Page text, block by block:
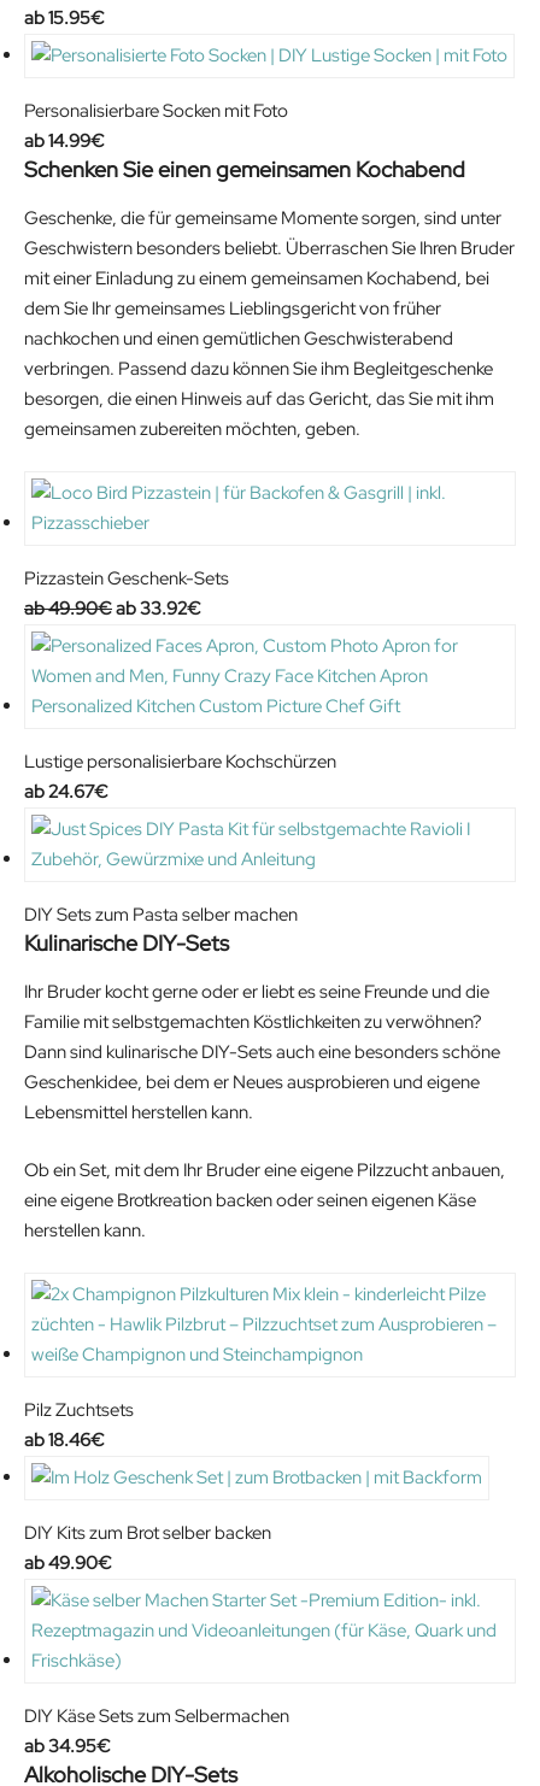
€
i
l
p
r
c
e
w
a
s
:
8
.
5
€
n
p
i
e
i
s
:
7
.
9
9
.
15.95€
Personalisierbare Socken mit Foto
14.99€
Schenken Sie einen gemeinsamen Kochabend
Geschenke, die für gemeinsame Momente sorgen, sind unter
Geschwistern besonders beliebt. Überraschen Sie Ihren Bruder
mit einer Einladung zu einem gemeinsamen Kochabend, bei
dem Sie Ihr gemeinsames Lieblingsgericht von früher
nachkochen und einen gemütlichen Geschwisterabend
verbringen. Passend dazu können Sie ihm Begleitgeschenke
besorgen, die einen Hinweis auf das Gericht, das Sie mit ihm
gemeinsamen zubereiten möchten, geben.
Pizzastein Geschenk-Sets
49.90€O
r
i
g
n
p
i
c
w
a
s
:
4
.
9
0
.
33.92€C
u
r
r
n
c
e
s
:
3
3
.
2
€
Lustige personalisierbare Kochschürzen
24.67€
DIY Sets zum Pasta selber machen
Kulinarische DIY-Sets
Ihr Bruder kocht gerne oder er liebt es seine Freunde und die
Familie mit selbstgemachten Köstlichkeiten zu verwöhnen?
Dann sind kulinarische DIY-Sets auch eine besonders schöne
Geschenkidee, bei dem er Neues ausprobieren und eigene
Lebensmittel herstellen kann.
Ob ein Set, mit dem Ihr Bruder eine eigene Pilzzucht anbauen,
eine eigene Brotkreation backen oder seinen eigenen Käse
herstellen kann.
Pilz Zuchtsets
18.46€
DIY Kits zum Brot selber backen
49.90€
DIY Käse Sets zum Selbermachen
34.95€
Alkoholische DIY-Sets